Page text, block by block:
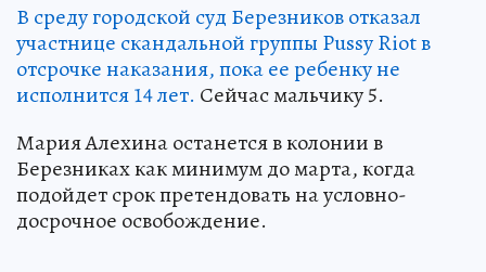
В среду городской суд Березников отказал
участнице скандальной группы Pussy Riot в
отсрочке наказания, пока ее ребенку не
исполнится 14 лет. Сейчас мальчику 5.
Мария Алехина останется в колонии в
Березниках как минимум до марта, когда
подойдет срок претендовать на условно-
досрочное освобождение.